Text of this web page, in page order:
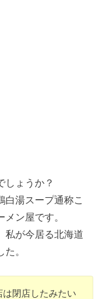
しょうか？
白湯スープ通称こ
ン屋です。
私が今居る北海道
。
閉店したみたい